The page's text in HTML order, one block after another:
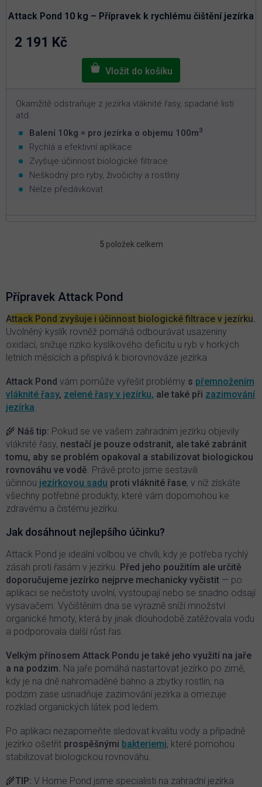
Attack Pond 10 kg – Přípravek k rychlému čištění jezírka
je
4,9
2 191 Kč
Okamžitě odstraňuje z jezírka vláknité řasy, spadané listí
atd.
Balení 10kg = pro jezírka o objemu 100m3
Rychlá a efektivní aplikace
Zvyšuje účinnost biologické filtrace
Neškodný pro ryby, živočichy a rostliny
Nelze předávkovat
O
c
í
p
r
v
y
v
i
s
u
5položek celkem
Přípravek Attack Pond
Attack Pond zvyšuje i účinnost biologické filtrace v jezírku.
Uvolněný kyslík rovněž pomáhá odbourávat usazeniny
oxidací, snižuje riziko kyslíkového deficitu u ryb v horkých
letních měsících a přispívá k biorovnováze jezírka.
Attack Pond vám pomůže vyřešit problémy s přemnožením
vláknité řasy, zelené řasy v jezírku, ale také při zazimování
jezírka.
🌾 Náš tip: Pokud se ve vašem zahradním jezírku objevily
vláknité řasy, nestačí je pouze odstranit, ale také zabránit
tomu, aby se problém opakoval a stabilizovat biologickou
rovnováhu ve vodě. Právě proto jsme sestavili
účinnou jezírkovou sadu proti vláknité řase, v níž získáte
všechny potřebné produkty, které vám dopomohou ke
zdravému a čistému jezírku.
Jak dosáhnout nejlepšího účinku?
Attack Pond je ideální volbou ve chvíli, kdy je potřeba rychlý
zásah proti řasám v jezírku. Před jeho použitím ale určitě
doporučujeme jezírko nejprve mechanicky vyčistit — po
aplikaci se nečistoty uvolní, vystoupají nebo se snadno odsají
vysavačem. Vyčištěním dna se výrazně sníží množství
organické hmoty, která by jinak dlouhodobě zatěžovala vodu
a podporovala další růst řas.
Velkým přínosem Attack Pondu je také jeho využití na jaře
a na podzim. Na jaře pomáhá nastartovat jezírko po zimě,
kdy je na dně nahromaděné bahno a zbytky rostlin, na
podzim zase usnadňuje zazimování jezírka a omezuje
rozklad organických látek pod ledem.
Po aplikaci nezapomeňte sledovat kvalitu vody a případně
jezírko ošetřit prospěšnými bakteriemi, které pomohou
stabilizovat biologickou rovnováhu.
🌾TIP: V Home Pond jsme specialisti na zahradní jezírka